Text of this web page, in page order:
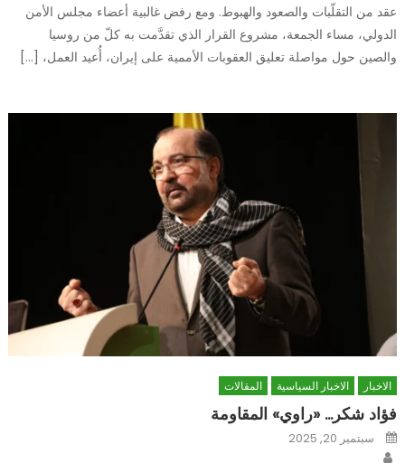
عقد من التقلّبات والصعود والهبوط. ومع رفض غالبية أعضاء مجلس الأمن
الدولي، مساء الجمعة، مشروع القرار الذي تقدَّمت به كلّ من روسيا
والصين حول مواصلة تعليق العقوبات الأممية على إيران، أُعيد العمل، […]
الاخبار الاخبار السياسية المقالات
فؤاد شكر… «راوي» المقاومة
Posted
onسبتمبر 20, 2025